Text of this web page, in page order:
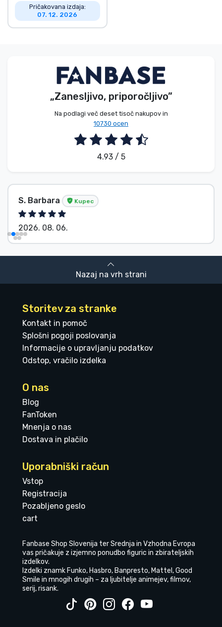
Pričakovana izdaja:
07. 12. 2026
„Zanesljivo, priporočljivo”
Na podlagi več deset tisoč nakupov in
10730 ocen
4.93 / 5
S. Barbara Kupec
2026. 08. 06.
Nazaj na vrh strani
Storitev za stranke
Kontakt in pomoč
Splošni pogoji poslovanja
Informacije o upravljanju podatkov
Odstop, vračilo izdelka
O nas
Blog
FanToken
Mnenja o nas
Dostava in plačilo
Uporabniški račun
Vstop
Registracija
Pozabljeno geslo
cart
Fanbase Shop Slovenija ter Srednja in Vzhodna Evropa
vas pričakuje z izjemno ponudbo figuric in zbirateljskih
izdelkov.
Izdelki znamk Funko, Hasbro, Banpresto, Mattel, Good
Smile in mnogih drugih – za ljubitelje animejev, filmov,
serij, risank.